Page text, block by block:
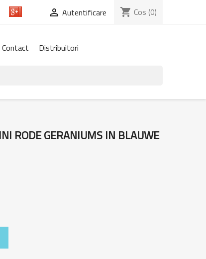
 Autentificare shopping_cart Cos (0)
Contact Distribuitori
RODE GERANIUMS IN BLAUWE